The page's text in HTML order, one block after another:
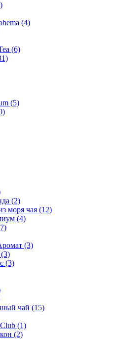
(4)
(6)
(5)
(2)
моря чая (12)
(4)
(3)
(3)
(3)
чай (15)
(1)
(2)